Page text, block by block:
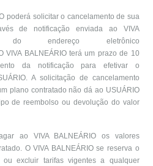
poderá solicitar o cancelamento de sua
de notificação enviada ao VIVA
do endereço eletrônico
VIVA BALNEÁRIO terá um prazo de 10
da notificação para efetivar o
A solicitação de cancelamento
plano contratado não dá ao USUÁRIO
de reembolso ou devolução do valor
ao VIVA BALNEÁRIO os valores
O VIVA BALNEÁRIO se reserva o
ou excluir tarifas vigentes a qualquer